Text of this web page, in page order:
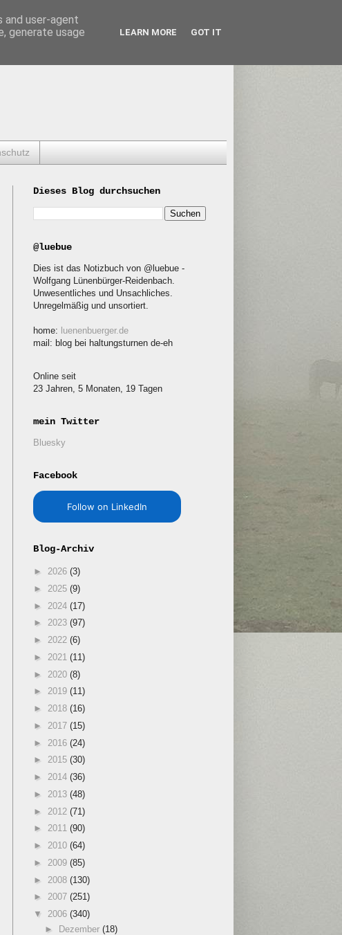
Dieses Blog durchsuchen
@luebue
Dies ist das Notizbuch von @luebue -
Wolfgang Lünenbürger-Reidenbach.
Unwesentliches und Unsachliches.
Unregelmäßig und unsortiert.
home: luenenbuerger.de
mail: blog bei haltungsturnen de-eh
Online seit
23 Jahren, 5 Monaten, 19 Tagen
mein Twitter
Bluesky
Facebook
Follow on LinkedIn
Blog-Archiv
► 2026 (3)
► 2025 (9)
► 2024 (17)
► 2023 (97)
► 2022 (6)
► 2021 (11)
► 2020 (8)
► 2019 (11)
► 2018 (16)
► 2017 (15)
► 2016 (24)
► 2015 (30)
► 2014 (36)
► 2013 (48)
► 2012 (71)
► 2011 (90)
► 2010 (64)
► 2009 (85)
► 2008 (130)
► 2007 (251)
▼ 2006 (340)
► Dezember (18)
and user-agent
generate usage
LEARN MORE GOT IT